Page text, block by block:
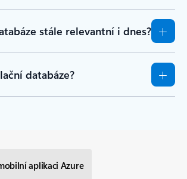
stále relevantní i dnes?
databáze?
aplikaci Azure